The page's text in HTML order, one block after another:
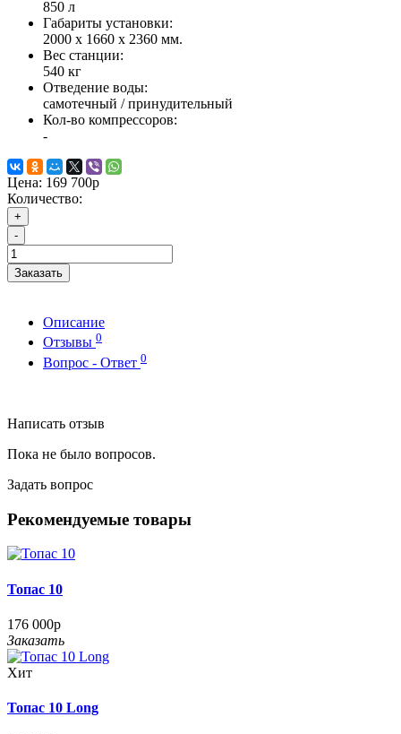
850 л
Габариты установки:
2000 x 1660 x 2360 мм.
Вес станции:
540 кг
Отведение воды:
самотечный / принудительный
Кол-во компрессоров:
-
Цена: 169 700р
Количество:
+
-
Заказать
Описание
Отзывы 0
Вопрос - Ответ 0
Написать отзыв
Пока не было вопросов.
Задать вопрос
Рекомендуемые товары
Топас 10
176 000р
Заказать
Хит
Топас 10 Long